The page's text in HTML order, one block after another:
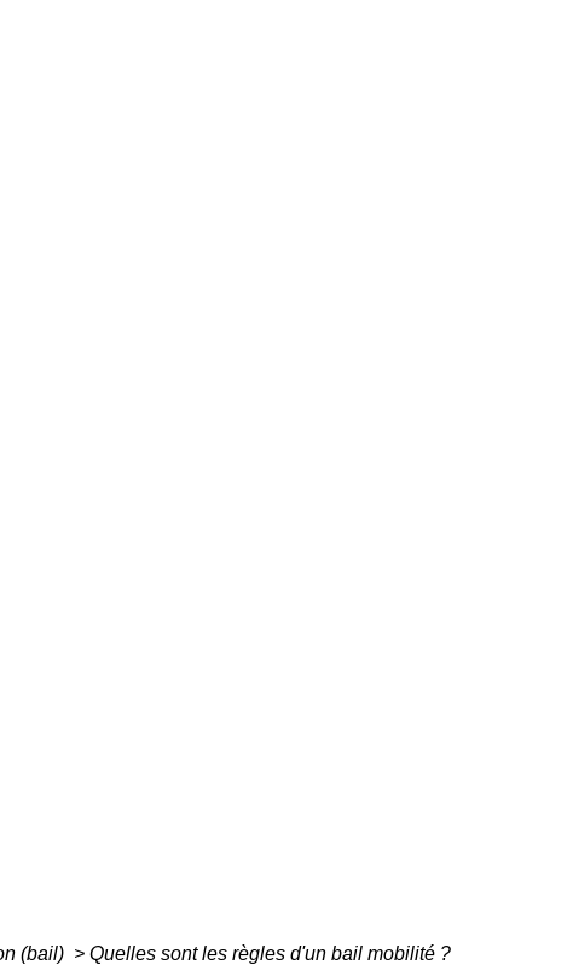
(bail) > Quelles sont les règles d'un bail mobilité ?